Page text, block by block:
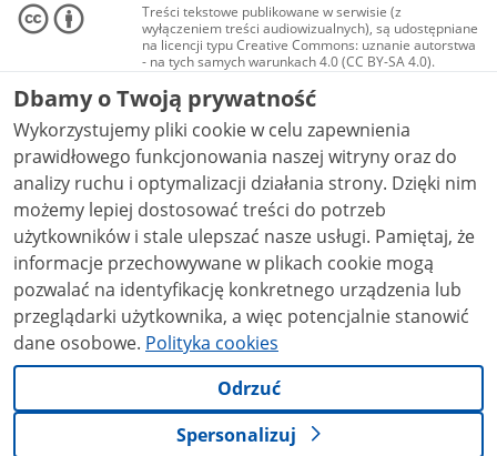
Treści tekstowe publikowane w serwisie (z
wyłączeniem treści audiowizualnych), są udostępniane
na licencji typu Creative Commons: uznanie autorstwa
- na tych samych warunkach 4.0 (CC BY-SA 4.0).
Materiały audiowizualne, w tym zdjęcia, materiały
audio i wideo, są udostępniane na licencji typu
Creative Commons: uznanie autorstwa użycie
niekomercyjne - bez utworów zależnych 4.0 (CC BY-
NC-ND 4.0), o ile nie jest to stwierdzone inaczej.
Dbamy o Twoją prywatność
Wykorzystujemy pliki cookie w celu zapewnienia
prawidłowego funkcjonowania naszej witryny oraz do
analizy ruchu i optymalizacji działania strony. Dzięki nim
możemy lepiej dostosować treści do potrzeb
użytkowników i stale ulepszać nasze usługi. Pamiętaj, że
informacje przechowywane w plikach cookie mogą
pozwalać na identyfikację konkretnego urządzenia lub
przeglądarki użytkownika, a więc potencjalnie stanowić
dane osobowe. Polityka cookies
Odrzuć
Spersonalizuj